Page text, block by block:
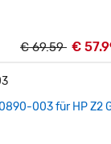
€ 69.59 €
003 für HP Z2